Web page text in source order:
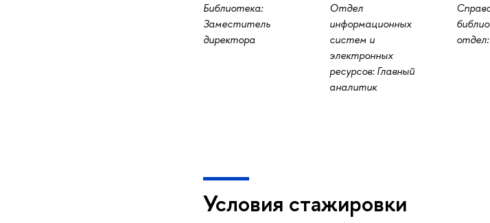
Библиотека:
Заместитель
директора
Отдел
информационных
систем и
электронных
ресурсов: Главный
аналитик
Условия стажировки